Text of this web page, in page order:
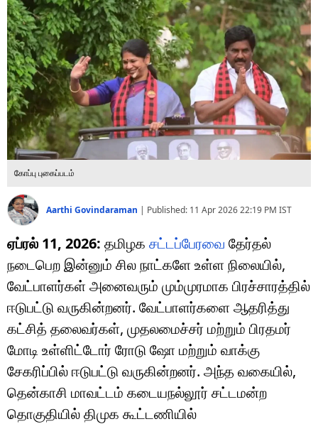
ஹெஃல்த்
ஷார்ட் வீடியோஸ்
வலை கதைகள்
போட்டோ கேலரி
கோப்பு புகைப்படம்
Aarthi Govindaraman | Published: 11 Apr 2026 22:19 PM IST
ஏப்ரல் 11, 2026: தமிழக சட்டப்பேரவை தேர்தல்
நடைபெற இன்னும் சில நாட்களே உள்ள நிலையில்,
வேட்பாளர்கள் அனைவரும் மும்முரமாக பிரச்சாரத்தில்
ஈடுபட்டு வருகின்றனர். வேட்பாளர்களை ஆதரித்து
கட்சித் தலைவர்கள், முதலமைச்சர் மற்றும் பிரதமர்
மோடி உள்ளிட்டோர் ரோடு ஷோ மற்றும் வாக்கு
சேகரிப்பில் ஈடுபட்டு வருகின்றனர். அந்த வகையில்,
தென்காசி மாவட்டம் கடையநல்லூர் சட்டமன்ற
தொகுதியில் திமுக கூட்டணியில்